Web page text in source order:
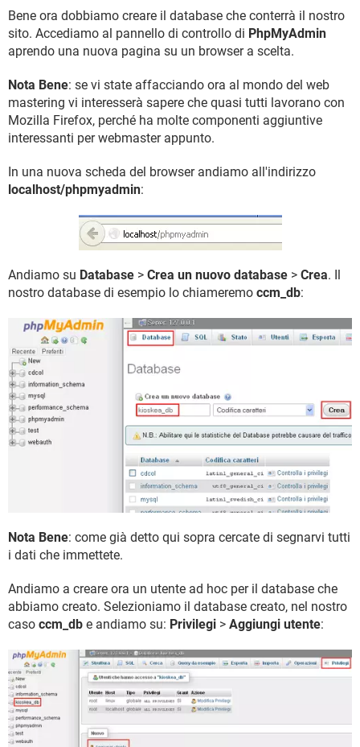
Bene ora dobbiamo creare il database che conterrà il nostro
sito. Accediamo al pannello di controllo di PhpMyAdmin
aprendo una nuova pagina su un browser a scelta.
Nota Bene: se vi state affacciando ora al mondo del web
mastering vi interesserà sapere che quasi tutti lavorano con
Mozilla Firefox, perché ha molte componenti aggiuntive
interessanti per webmaster appunto.
In una nuova scheda del browser andiamo all'indirizzo
localhost/phpmyadmin:
Andiamo su Database > Crea un nuovo database > Crea. Il
nostro database di esempio lo chiameremo ccm_db:
Nota Bene: come già detto qui sopra cercate di segnarvi tutti
i dati che immettete.
Andiamo a creare ora un utente ad hoc per il database che
abbiamo creato. Selezioniamo il database creato, nel nostro
caso ccm_db e andiamo su: Privilegi > Aggiungi utente: